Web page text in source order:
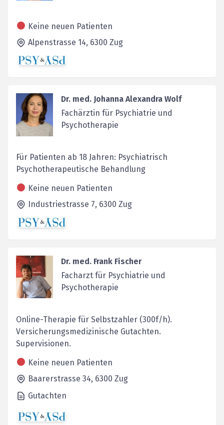
Keine neuen Patienten
Alpenstrasse 14, 6300 Zug
Dr. med. Johanna Alexandra Wolf
Fachärztin für Psychiatrie und
Psychotherapie
Für Patienten ab 18 Jahren: Psychiatrisch
Psychotherapeutische Behandlung
Keine neuen Patienten
Industriestrasse 7, 6300 Zug
Dr. med. Frank Fischer
Facharzt für Psychiatrie und
Psychotherapie
Online-Therapie für Selbstzahler (300f/h).
Versicherungsmedizinische Gutachten.
Supervisionen.
Keine neuen Patienten
Baarerstrasse 34, 6300 Zug
Gutachten